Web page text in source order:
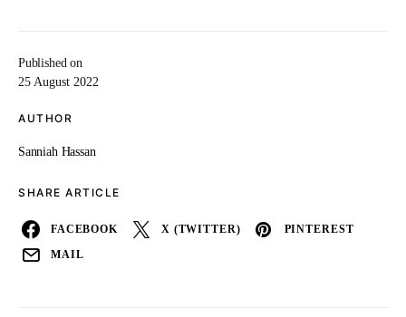
Published on
25 August 2022
AUTHOR
Sanniah Hassan
SHARE ARTICLE
FACEBOOK X (TWITTER) PINTEREST
MAIL